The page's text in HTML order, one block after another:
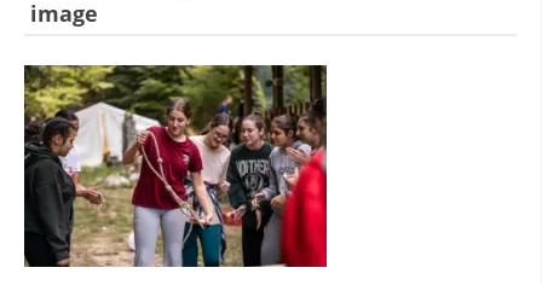
ИСТОРИЈАТ НА ЦКРМ
ИСТОРИЈАТ НА ДВИЖЕЊЕТО
СТРУКТУРА НА ОРГАНИЗАЦИЈАТА
image